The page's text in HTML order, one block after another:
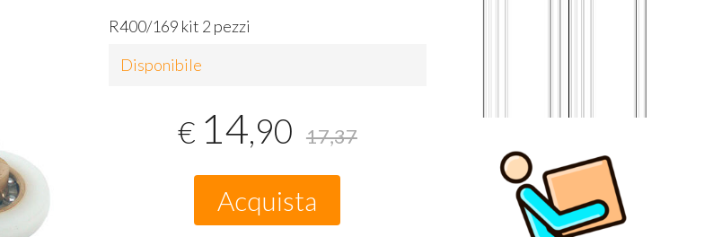
R400/169 kit 2 pezzi
Disponibile
€ 14,90 17,37
Acquista